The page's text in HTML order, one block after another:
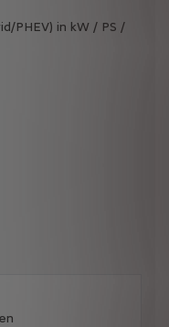
PHEV) in kW / PS /